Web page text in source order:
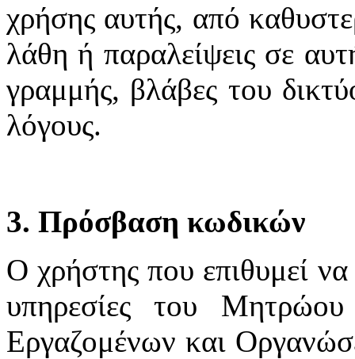
χρήσης αυτής, από
λάθη ή παραλείψεις σε
γραμμής, βλάβες του
λόγους.
3. Πρόσβαση κωδικών
Ο χρήστης που επιθυμεί να
υπηρεσίες του Μητρώου
Εργαζομένων και